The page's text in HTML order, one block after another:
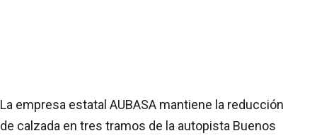
La empresa estatal AUBASA mantiene la reducción
de calzada en tres tramos de la autopista Buenos